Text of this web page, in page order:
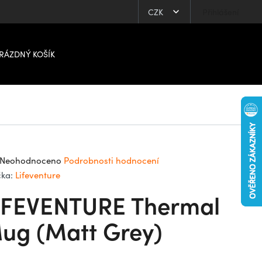
CZK
KOŠÍK
Thermal
(Matt Grey)
Neohodnoceno Podrobnosti hodnocení
Lifeventure